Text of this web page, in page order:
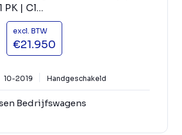
PK | Cl...
excl. BTW
€21.950
10-2019 Handgeschakeld
Bedrijfswagens